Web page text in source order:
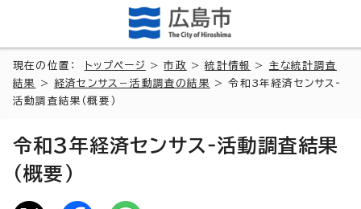
現在の位置： トップページ >市政 >統計情報 > 主な統計調査
結果
>経済センサス－活動調査の結果
> 令和3年経済センサス‐
活動調査結果（概要）
令和3年経済センサス‐活動調査結果
（概要）